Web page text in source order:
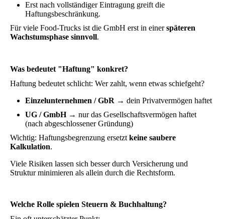
Erst nach vollständiger Eintragung greift die
Haftungsbeschränkung.
Für viele Food-Trucks ist die GmbH erst in einerspäteren
Wachstumsphase sinnvoll.
Was bedeutet "Haftung" konkret?
Haftung bedeutet schlicht: Wer zahlt, wenn etwas schiefgeht?
Einzelunternehmen / GbR → dein Privatvermögen haftet
UG / GmbH→ nur das Gesellschaftsvermögen haftet
(nach abgeschlossener Gründung)
Wichtig: Haftungsbegrenzung ersetzt keine saubere
Kalkulation.
Viele Risiken lassen sich besser durch Versicherung und
Struktur minimieren als allein durch die Rechtsform.
Welche Rolle spielen Steuern & Buchhaltung?